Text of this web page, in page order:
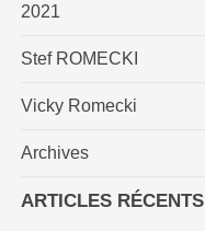
2021
Stef ROMECKI
Vicky Romecki
Archives
ARTICLES RÉCENTS